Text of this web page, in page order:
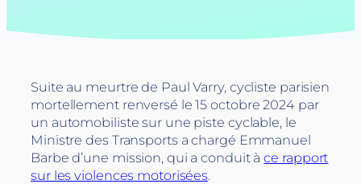
Suite au meurtre de Paul Varry, cycliste parisien
mortellement renversé le 15 octobre 2024 par
un automobiliste sur une piste cyclable, le
Ministre des Transports a chargé Emmanuel
Barbe d’une mission, qui a conduit àce rapport
sur les violences motorisées.